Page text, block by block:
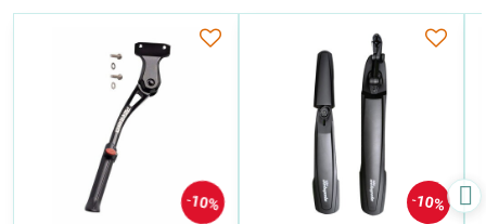
10% 10%